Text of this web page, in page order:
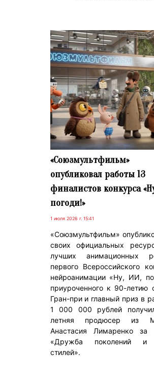
«Союзмультфильм»
опубликовал работы 13
финалистов конкурса
погоди!»
1 июля 2026 г. 15:41
«Союзмультфильм»
своих официальных
лучших анимационных
первого Всероссийского
нейроанимации «Ну, ИИ,
приуроченного к 90-летию
Гран-при и главный приз в
1 000 000 рублей
летняя продюсер из
Анастасия Лимаренко за
«Дружба поколений и
стилей».